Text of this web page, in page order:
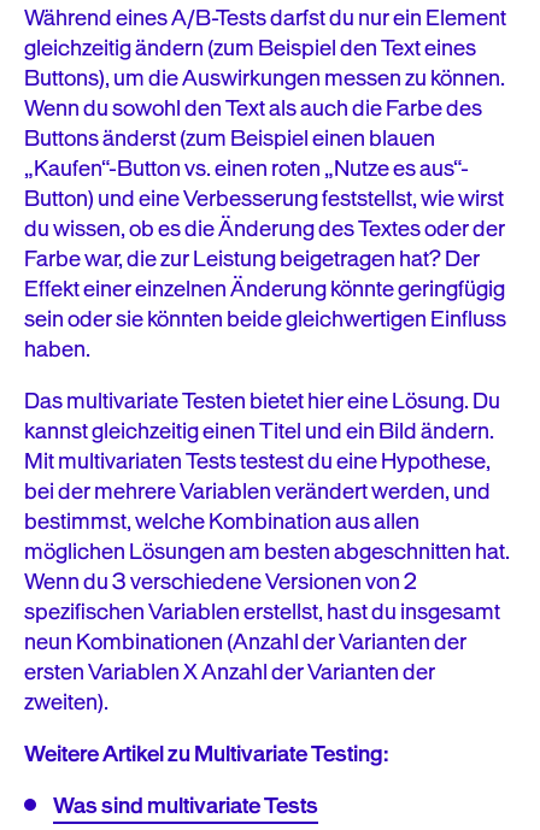
Während eines A/B-Tests darfst du nur ein Element
gleichzeitig ändern (zum Beispiel den Text eines
Buttons), um die Auswirkungen messen zu können.
Wenn du sowohl den Text als auch die Farbe des
Buttons änderst (zum Beispiel einen blauen
„Kaufen“-Button vs. einen roten „Nutze es aus“-
Button) und eine Verbesserung feststellst, wie wirst
du wissen, ob es die Änderung des Textes oder der
Farbe war, die zur Leistung beigetragen hat? Der
Effekt einer einzelnen Änderung könnte geringfügig
sein oder sie könnten beide gleichwertigen Einfluss
haben.
Das multivariate Testen bietet hier eine Lösung. Du
kannst gleichzeitig einen Titel und ein Bild ändern.
Mit multivariaten Tests testest du eine Hypothese,
bei der mehrere Variablen verändert werden, und
bestimmst, welche Kombination aus allen
möglichen Lösungen am besten abgeschnitten hat.
Wenn du 3 verschiedene Versionen von 2
spezifischen Variablen erstellst, hast du insgesamt
neun Kombinationen (Anzahl der Varianten der
ersten Variablen X Anzahl der Varianten der
zweiten).
Weitere Artikel zu Multivariate Testing:
Was sind multivariate Tests